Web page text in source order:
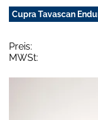
Cupra Tavascan
Preis:
MWSt: